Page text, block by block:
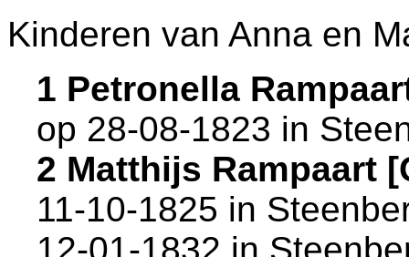
Kinderen van Anna en
1 Petronella
op 28-08-1823 in
2 Matthijs Rampaart
11-10-1825 in
12-01-1832 in